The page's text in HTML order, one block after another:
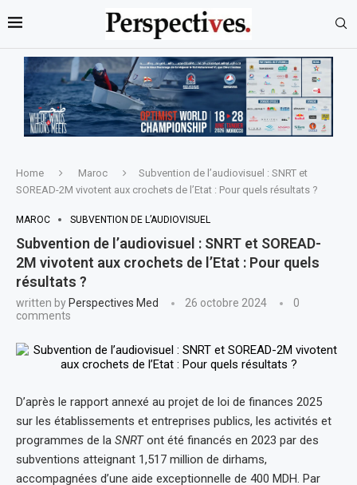
Home Maroc
Subvention de l’audiovisuel : SNRT et
SOREAD-2M vivotent aux crochets de l’Etat : Pour quels résultats ?
MAROC SUBVENTION DE L’AUDIOVISUEL
Subvention de l’audiovisuel : SNRT et SOREAD-
2M vivotent aux crochets de l’Etat : Pour quels
résultats ?
written by Perspectives Med 26 octobre 2024
0
comments
D’après le rapport annexé au projet de loi de finances 2025
sur les établissements et entreprises publics, les activités et
programmes de la SNRTont été financés en 2023 par des
subventions atteignant 1,517 million de dirhams,
accompagnées d’une aide exceptionnelle de 400 MDH. Par